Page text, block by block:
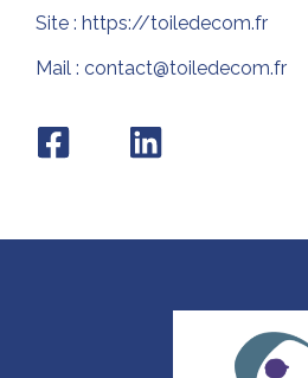
Site : https://toiledecom.fr
Mail : contact@toiledecom.fr